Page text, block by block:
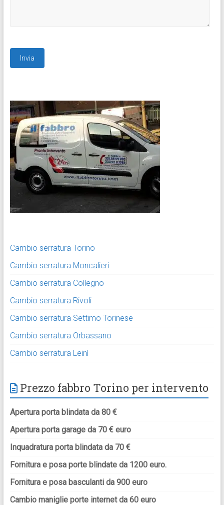
Cambio serratura Torino
Cambio serratura Moncalieri
Cambio serratura Collegno
Cambio serratura Rivoli
Cambio serratura Settimo Torinese
Cambio serratura Orbassano
Cambio serratura Leinì
Prezzo fabbro Torino per intervento
Apertura porta blindata da 80 €
Apertura porta garage da 70 € euro
Inquadratura porta blindata da 70 €
Fornitura e posa porte blindate da 1200 euro.
Fornitura e posa basculanti da 900 euro
Cambio maniglie porte internet da 60 euro